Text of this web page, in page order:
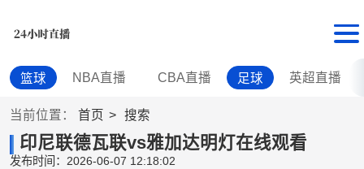
篮球 NBA直播 CBA直播 足球 英超直播
当前位置： 首页 搜索
印尼联德瓦联vs雅加达明灯在线观看
发布时间：2026-06-07 12:18:02